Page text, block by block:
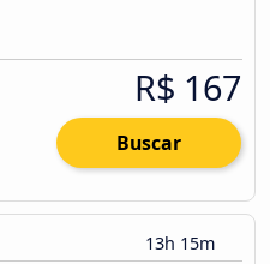
R$ 167
Buscar
13h 15m